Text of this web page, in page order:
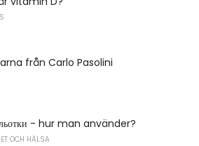
från Carlo Pasolini
- hur man använder?
OCH HÄLSA